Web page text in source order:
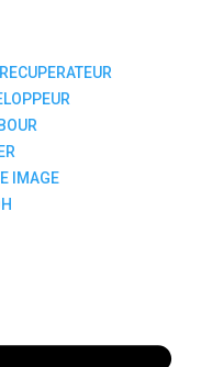
IMAGE